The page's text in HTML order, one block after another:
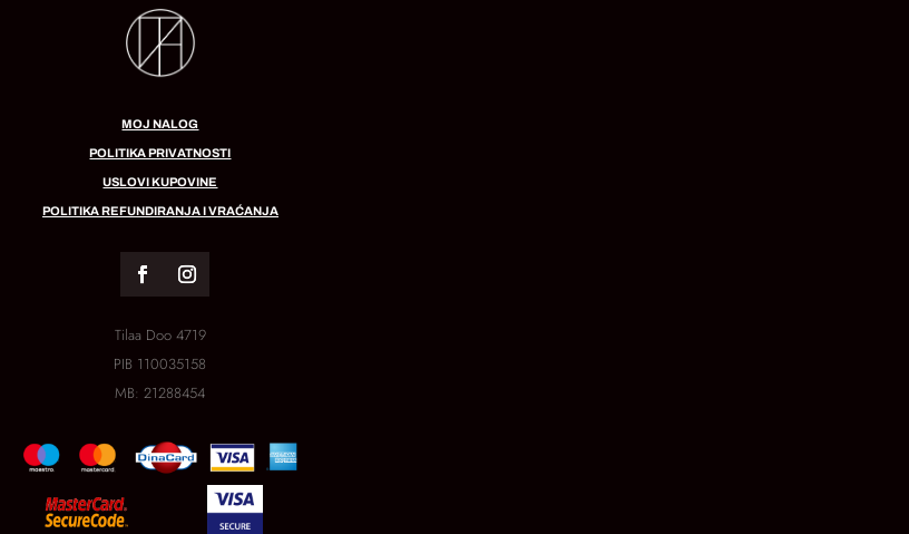
MOJ NALOG
POLITIKA PRIVATNOSTI
USLOVI KUPOVINE
POLITIKA REFUNDIRANJA I VRAĆANJA
Tilaa Doo 4719
PIB 110035158
MB:21288454